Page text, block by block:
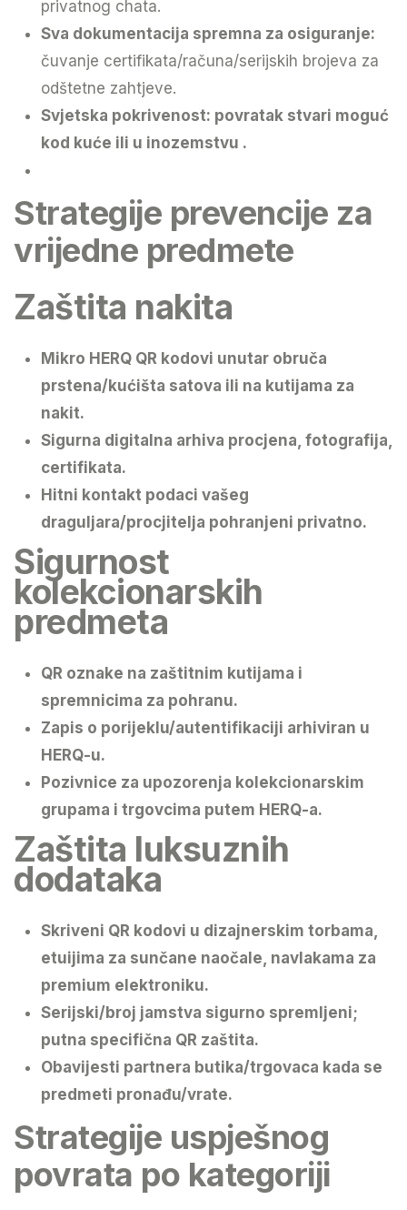
privatnog chata.
Sva dokumentacija spremna za osiguranje:
čuvanje certifikata/računa/serijskih brojeva za
odštetne zahtjeve.
Svjetska pokrivenost: povratak stvari moguć
kod kuće ili u inozemstvu .
Strategije prevencije za
vrijedne predmete
Zaštita nakita
Mikro HERQ QR kodovi unutar obruča
prstena/kućišta satova ili na kutijama za
nakit.
Sigurna digitalna arhiva procjena, fotografija,
certifikata.
Hitni kontakt podaci vašeg
draguljara/procjitelja pohranjeni privatno.
Sigurnost
kolekcionarskih
predmeta
QR oznake na zaštitnim kutijama i
spremnicima za pohranu.
Zapis o porijeklu/autentifikaciji arhiviran u
HERQ-u.
Pozivnice za upozorenja kolekcionarskim
grupama i trgovcima putem HERQ-a.
Zaštita luksuznih
dodataka
Skriveni QR kodovi u dizajnerskim torbama,
etuijima za sunčane naočale, navlakama za
premium elektroniku.
Serijski/broj jamstva sigurno spremljeni;
putna specifična QR zaštita.
Obavijesti partnera butika/trgovaca kada se
predmeti pronađu/vrate.
Strategije uspješnog
povrata po kategoriji